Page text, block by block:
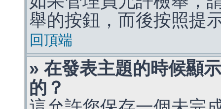
舉的按鈕，而後按照提
回頂端
» 在發表主題的時候顯
的？